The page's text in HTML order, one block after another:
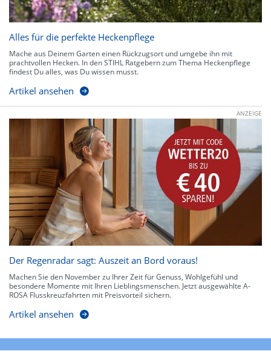
Alles für die perfekte Heckenpflege
Mache aus Deinem Garten einen Rückzugsort und umgebe ihn mit
prachtvollen Hecken. In den STIHL Ratgebern zum Thema Heckenpflege
findest Du alles, was Du wissen musst.
Artikel ansehen
ANZEIGE
Der Regenradar sagt: Auszeit an Bord voraus!
Machen Sie den November zu Ihrer Zeit für Genuss, Wohlgefühl und
besondere Momente mit Ihren Lieblingsmenschen. Jetzt ausgewählte A-
ROSA Flusskreuzfahrten mit Preisvorteil sichern.
Artikel ansehen